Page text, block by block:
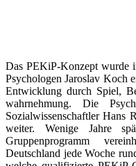
Das PEKiP-Konzept wurde
Psychologen Jaroslav Koch
Entwicklung durch Spiel,
wahrnehmung. Die
Sozialwissenschaftler Hans
weiter. Wenige Jahre
Gruppenprogramm
Deutschland jede Woche